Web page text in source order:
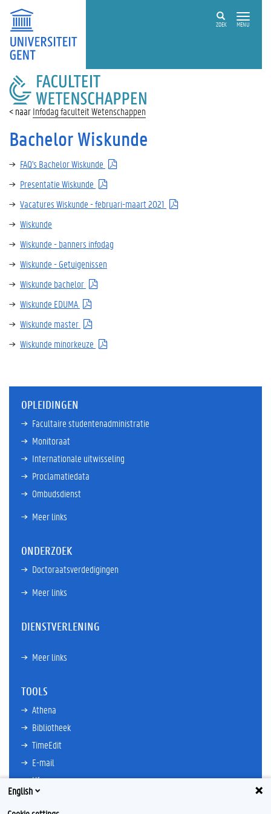
ZOEK MENU
FACULTEIT
WETENSCHAPPEN
Infodag faculteit Wetenschappen
Bachelor Wiskunde
FAQ's Bachelor Wiskunde
Presentatie Wiskunde
Vacatures Wiskunde - februari-maart 2021
Wiskunde
Wiskunde - banners infodag
Wiskunde - Getuigenissen
Wiskunde bachelor
Wiskunde EDUMA
Wiskunde master
Wiskunde minorkeuze
OPLEIDINGEN
Facultaire studentenadministratie
Monitoraat
Internationale uitwisseling
Proclamatiedata
Ombudsdienst
Meer links
ONDERZOEK
Doctoraatsverdedigingen
Meer links
DIENSTVERLENING
Meer links
TOOLS
Athena
Bibliotheek
TimeEdit
E-mail
Ufora
Oasis
English